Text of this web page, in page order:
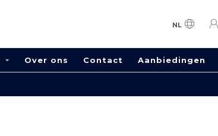
NL
Over ons Contact Aanbiedingen